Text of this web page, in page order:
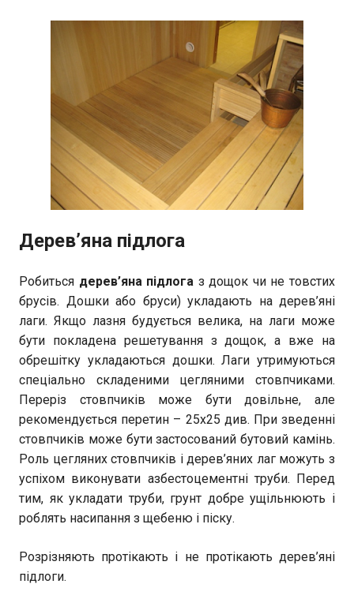
Дерев’яна підлога
Робиться дерев’яна підлога з дощок чи не товстих
брусів. Дошки або бруси) укладають на дерев’яні
лаги. Якщо лазня будується велика, на лаги може
бути покладена решетування з дощок, а вже на
обрешітку укладаються дошки. Лаги утримуються
спеціально складеними цегляними стовпчиками.
Переріз стовпчиків може бути довільне, але
рекомендується перетин – 25х25 див. При зведенні
стовпчиків може бути застосований бутовий камінь.
Роль цегляних стовпчиків і дерев’яних лаг можуть з
успіхом виконувати азбестоцементні труби. Перед
тим, як укладати труби, грунт добре ущільнюють і
роблять насипання з щебеню і піску.
Розрізняють протікають і не протікають дерев’яні
підлоги.